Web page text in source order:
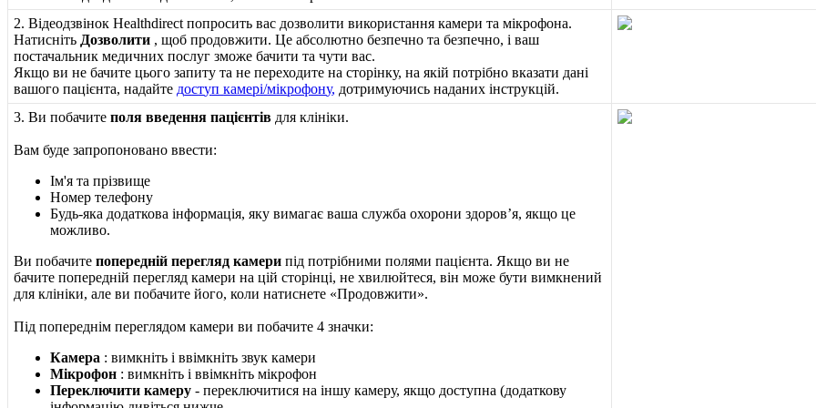
2. Відеодзвінок Healthdirect попросить вас дозволити використання камери та мікрофона.
Натисніть Дозволити , щоб продовжити. Це абсолютно безпечно та безпечно, і ваш
постачальник медичних послуг зможе бачити та чути вас.
Якщо ви не бачите цього запиту та не переходите на сторінку, на якій потрібно вказати дані
вашого пацієнта, надайте доступ камері/мікрофону, дотримуючись наданих інструкцій.
3. Ви побачите поля введення пацієнтів для клініки.
Вам буде запропоновано ввести:
Ім'я та прізвище
Номер телефону
Будь-яка додаткова інформація, яку вимагає ваша служба охорони здоров’я, якщо це
можливо.
Ви побачите попередній перегляд камери під потрібними полями пацієнта. Якщо ви не
бачите попередній перегляд камери на цій сторінці, не хвилюйтеся, він може бути вимкнений
для клініки, але ви побачите його, коли натиснете «Продовжити».
Під попереднім переглядом камери ви побачите 4 значки:
Камера : вимкніть і ввімкніть звук камери
Мікрофон : вимкніть і ввімкніть мікрофон
Переключити камеру - переключитися на іншу камеру, якщо доступна (додаткову